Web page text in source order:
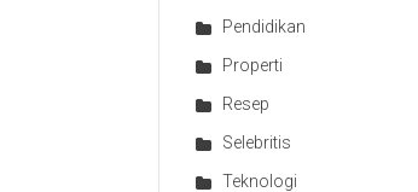
Pendidikan
Properti
Resep
Selebritis
Teknologi